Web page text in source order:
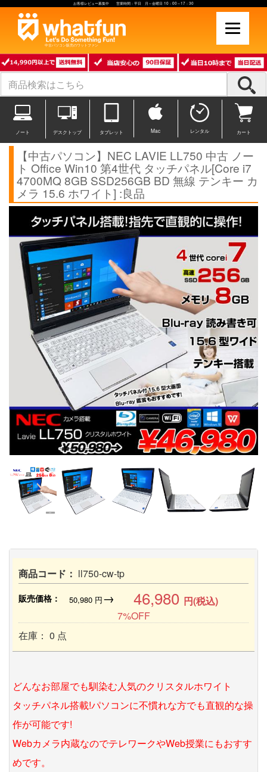
お客様レビュー募集中 営業時間：平日 月～金曜日 10：00～17：30
中古パソコン販売のワットファン
ノート デスクトップ タブレット Mac レンタル カート
【中古パソコン】NEC LAVIE LL750 中古 ノー
ト Office Win10 第4世代 タッチパネル[Core i7
4700MQ 8GB SSD256GB BD 無線 テンキー カ
メラ 15.6 ホワイト] :良品
商品コード： ll750-cw-tp
販売価格： 50,980円→ 46,980 円(税込)
7%OFF
在庫： 0 点
どんなお部屋でも馴染む人気のクリスタルホワイト
タッチパネル搭載!パソコンに不慣れな方でも直観的な操
作が可能です!
Webカメラ内蔵なのでテレワークやWeb授業にもおすす
めです。